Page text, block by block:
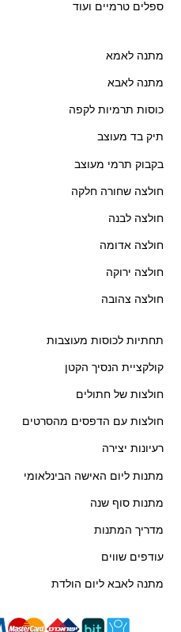
ספלים טרמיים ועוד
מתנה לאמא
מתנה לאבא
כוסות תרמיות לקפה
תיק בד מעוצב
בקבוק תרמי מעוצב
חולצה שחורה חלקה
חולצה לבנה
חולצה אדומה
חולצה ירוקה
חולצה צהובה
תחתיות לכוסות מעוצבות
קולקציית הנסיך הקטן
חולצות של חתולים
חולצות עם הדפסים מהסרטים
רעיונות יצירה
מתנות ליום האישה הבינלאומי
מתנות סוף שנה
מדריך המתנות
עודפים שווים
מתנה לאבא ליום הולדת